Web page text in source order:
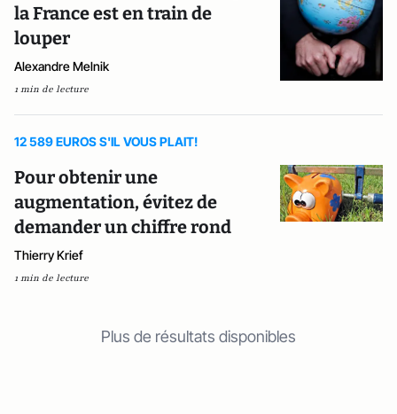
la France est en train de
louper
Alexandre Melnik
1 min de lecture
12 589 EUROS S'IL VOUS PLAIT!
Pour obtenir une
augmentation, évitez de
demander un chiffre rond
Thierry Krief
1 min de lecture
Plus de résultats disponibles